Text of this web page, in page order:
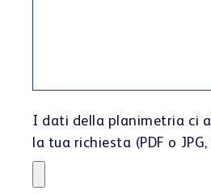
I dati della planimetria ci
la tua richiesta (PDF o